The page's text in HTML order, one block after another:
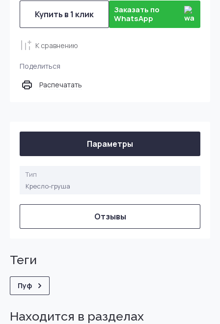
Купить в 1 клик
Заказать по
WhatsApp
К сравнению
Поделиться
Распечатать
Параметры
Тип
Кресло-груша
Отзывы
теги
Пуф
Находится в разделах